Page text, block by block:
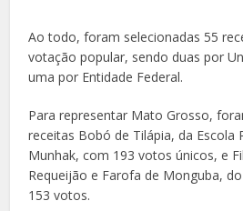
Ao todo, foram selecionadas 55
votação popular, sendo duas por
uma por Entidade Federal.
Para representar Mato Grosso,
receitas Bobó de Tilápia, da Escola
Munhak, com 193 votos únicos, e
Requeijão e Farofa de Monguba, do
153 votos.